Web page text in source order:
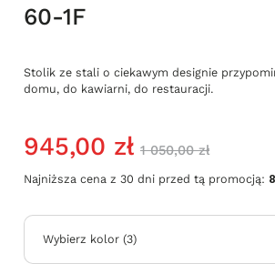
60-1F
Stolik ze stali o ciekawym designie
domu, do kawiarni, do restauracji.
945,00 zł 1 050,00 zł
Najniższa cena z 30 dni przed tą promocją:
Wybierz kolor (3)